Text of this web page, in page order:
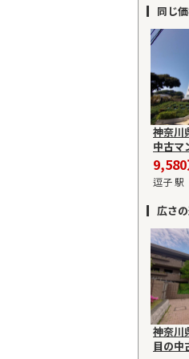
同じ
神奈川
中古マ
逗子 駅
広さ
神奈川
目の中